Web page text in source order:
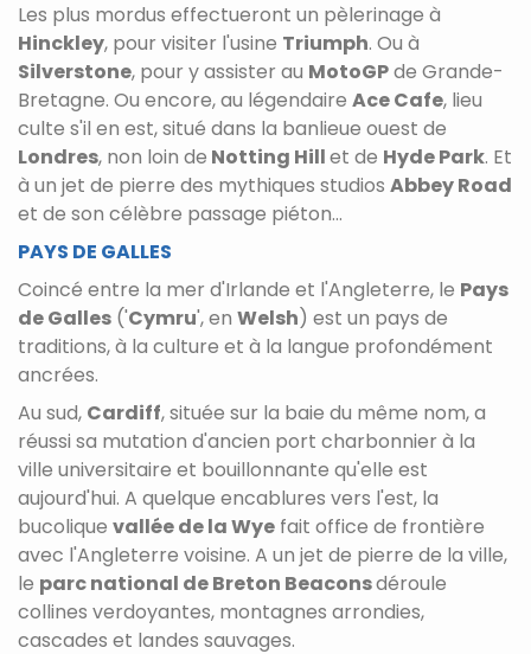
Les plus mordus effectueront un pèlerinage à
Hinckley, pour visiter l'usine Triumph. Ou à
Silverstone, pour y assister au MotoGPde Grande-
Bretagne. Ou encore, au légendaire Ace Cafe, lieu
culte s'il en est, situé dans la banlieue ouest de
Londres, non loin de Notting Hillet de Hyde Park. Et
à un jet de pierre des mythiques studios Abbey Road
et de son célèbre passage piéton...
PAYS DE GALLES
Coincé entre la mer d'Irlande et l'Angleterre, le Pays
de Galles ('Cymru', en Welsh) est un pays de
traditions, à la culture et à la langue profondément
ancrées.
Au sud, Cardiff, située sur la baie du même nom, a
réussi sa mutation d'ancien port charbonnier à la
ville universitaire et bouillonnante qu'elle est
aujourd'hui. A quelque encablures vers l'est, la
bucolique vallée de la Wye fait office de frontière
avec l'Angleterre voisine. A un jet de pierre de la ville,
le parc national de Breton Beaconsdéroule
collines verdoyantes, montagnes arrondies,
cascades et landes sauvages.